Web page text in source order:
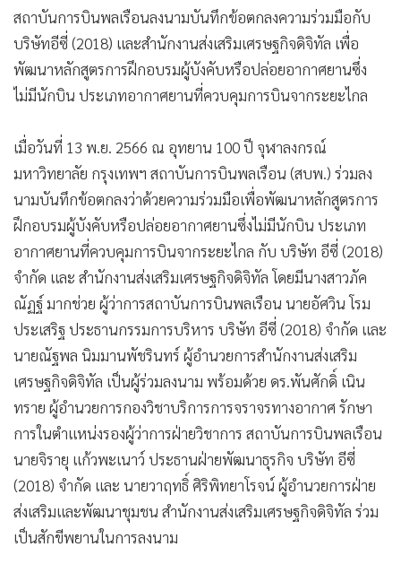
• ต่างประเทศ
• Special Scoop
• เศรษฐกิจ-ธุรกิจ
• จีน
ชุมชน-คุณภาพชีวิต
• อาชญากรรม
• Motoring
•
วิทยาศาสตร์
• SMEs
• หุ้น
• อินโดจีน
• กองทุนรวม
• Celeb Online
• Factcheck
• ญี่ปุ่น
• News1
• Gotomanager
สถาบันการบินพลเรือนลงนามบันทึกข้อตกลงความร่วมมือกับ
บริษัทอีซี่ (2018) และสำนักงานส่งเสริมเศรษฐกิจดิจิทัล เพื่อ
พัฒนาหลักสูตรการฝึกอบรมผู้บังคับหรือปล่อยอากาศยานซึ่ง
ไม่มีนักบิน ประเภทอากาศยานที่ควบคุมการบินจากระยะไกล
เมื่อวันที่ 13 พ.ย. 2566 ณ อุทยาน 100 ปี จุฬาลงกรณ์
มหาวิทยาลัย กรุงเทพฯ สถาบันการบินพลเรือน (สบพ.) ร่วมลง
นามบันทึกข้อตกลงว่าด้วยความร่วมมือเพื่อพัฒนาหลักสูตรการ
ฝึกอบรมผู้บังคับหรือปล่อยอากาศยานซึ่งไม่มีนักบิน ประเภท
อากาศยานที่ควบคุมการบินจากระยะไกล กับ บริษัท อีซี่ (2018)
จำกัด และ สำนักงานส่งเสริมเศรษฐกิจดิจิทัล โดยมีนางสาวภัค
ณัฏฐ์ มากช่วย ผู้ว่าการสถาบันการบินพลเรือน นายอัศวิน โรม
ประเสริฐ ประธานกรรมการบริหาร บริษัท อีซี่ (2018) จำกัด และ
นายณัฐพล นิมมานพัชรินทร์ ผู้อำนวยการสำนักงานส่งเสริม
เศรษฐกิจดิจิทัล เป็นผู้ร่วมลงนาม พร้อมด้วย ดร.พันศักดิ์ เนิน
ทราย ผู้อำนวยการกองวิชาบริการการจราจรทางอากาศ รักษา
การในตำแหน่งรองผู้ว่าการฝ่ายวิชาการ สถาบันการบินพลเรือน
นายจิรายุ แก้วพะเนาว์ ประธานฝ่ายพัฒนาธุรกิจ บริษัท อีซี่
(2018) จำกัด และ นายวาฤทธิ์ ศิริพิทยาโรจน์ ผู้อำนวยการฝ่าย
ส่งเสริมและพัฒนาชุมชน สำนักงานส่งเสริมเศรษฐกิจดิจิทัล ร่วม
เป็นสักขีพยานในการลงนาม